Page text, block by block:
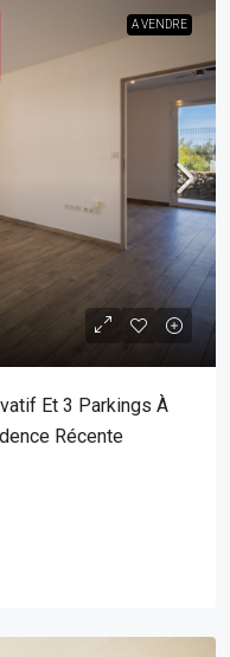
A VENDRE
Et 3 Parkings À
Récente